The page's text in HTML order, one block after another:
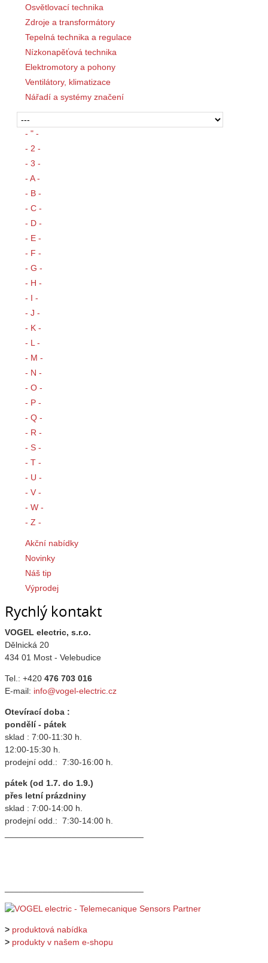
Osvětlovací technika
Zdroje a transformátory
Tepelná technika a regulace
Nízkonapěťová technika
Elektromotory a pohony
Ventilátory, klimatizace
Nářadí a systémy značení
- " -
- 2 -
- 3 -
- A -
- B -
- C -
- D -
- E -
- F -
- G -
- H -
- I -
- J -
- K -
- L -
- M -
- N -
- O -
- P -
- Q -
- R -
- S -
- T -
- U -
- V -
- W -
- Z -
Akční nabídky
Novinky
Náš tip
Výprodej
Rychlý kontakt
VOGEL electric, s.r.o.
Dělnická 20
434 01 Most - Velebudice
Tel.: +420 476 703 016
E-mail: info@vogel-electric.cz
Otevírací doba :
pondělí - pátek
sklad : 7:00-11:30 h.
12:00-15:30 h.
prodejní odd.: 7:30-16:00 h.
pátek (od 1.7. do 1.9.)
přes letní prázdniny
sklad : 7:00-14:00 h.
prodejní odd.: 7:30-14:00 h.
> produktová nabídka
> produkty v našem e-shopu